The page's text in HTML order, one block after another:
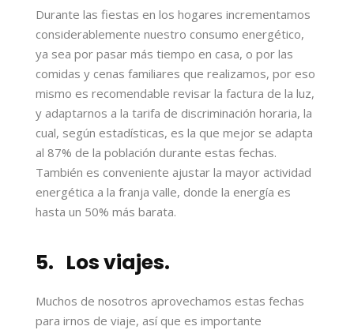
Durante las fiestas en los hogares incrementamos
considerablemente nuestro consumo energético,
ya sea por pasar más tiempo en casa, o por las
comidas y cenas familiares que realizamos, por eso
mismo es recomendable revisar la factura de la luz,
y adaptarnos a la tarifa de discriminación horaria, la
cual, según estadísticas, es la que mejor se adapta
al 87% de la población durante estas fechas.
También es conveniente ajustar la mayor actividad
energética a la franja valle, donde la energía es
hasta un 50% más barata.
5. Los viajes.
Muchos de nosotros aprovechamos estas fechas
para irnos de viaje, así que es importante